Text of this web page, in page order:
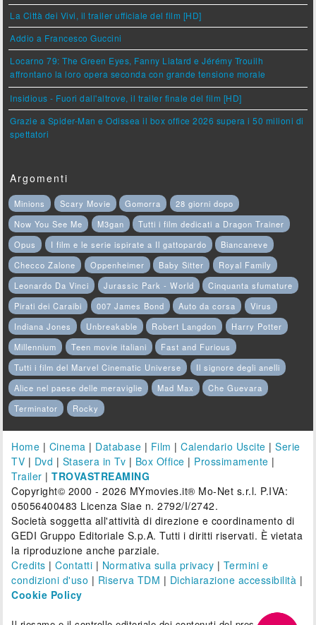
La Città dei Vivi, il trailer ufficiale del film [HD]
Addio a Francesco Guccini
Locarno 79: The Green Eyes, Fanny Liatard e Jérémy Trouilh
affrontano la loro opera seconda con grande tensione morale
Insidious - Fuori dall'altrove, il trailer finale del film [HD]
Grazie a Spider-Man e Odissea il box office 2026 supera i 50 milioni di
spettatori
Argomenti
Minions Scary Movie Gomorra
28 giorni dopo
Now You See Me
M3gan
Tutti i film dedicati a Dragon Trainer
Opus
I film e le serie ispirate a Il gattopardo
Biancaneve
Checco Zalone
Oppenheimer Baby Sitter
Royal Family
Leonardo Da Vinci
Jurassic Park - World
Cinquanta sfumature
Pirati dei Caraibi
007 James Bond Auto da corsa
Virus
Indiana Jones
Unbreakable Robert Langdon
Harry Potter
Millennium
Teen movie italiani
Fast and Furious
Tutti i film del Marvel Cinematic Universe
Il signore degli anelli
Alice nel paese delle meraviglie
Mad Max
Che Guevara
Terminator
Rocky
Home | Cinema | Database | Film |Calendario Uscite |Serie
TV | Dvd | Stasera in Tv | Box Office | Prossimamente |
Trailer |TROVASTREAMING
Copyright© 2000 - 2026 MYmovies.it® Mo-Net s.r.l. P.IVA:
05056400483 Licenza Siae n. 2792/I/2742.
Società soggetta all'attività di direzione e coordinamento di
GEDI Gruppo Editoriale S.p.A. Tutti i diritti riservati. È vietata
la riproduzione anche parziale.
Credits |Contatti | Normativa sulla privacy | Termini e
condizioni d'uso | Riserva TDM | Dichiarazione accessibilità |
Cookie Policy